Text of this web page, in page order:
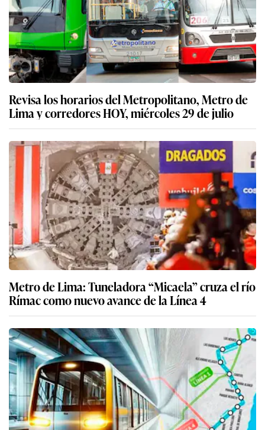
Revisa los horarios del Metropolitano, Metro de
Lima y corredores HOY, miércoles 29 de julio
Metro de Lima: Tuneladora “Micaela” cruza el río
Rímac como nuevo avance de la Línea 4